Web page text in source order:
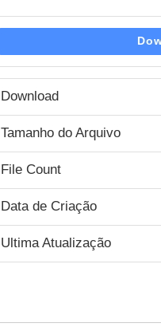
Download
Tamanho do Arquivo
File Count
Data de Criação
Ultima Atualização